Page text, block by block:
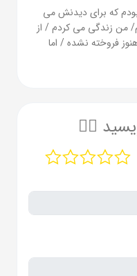
که برای دیدنش می
من زندگی می کردم / از
فروخته نشده / اما
✍🏻